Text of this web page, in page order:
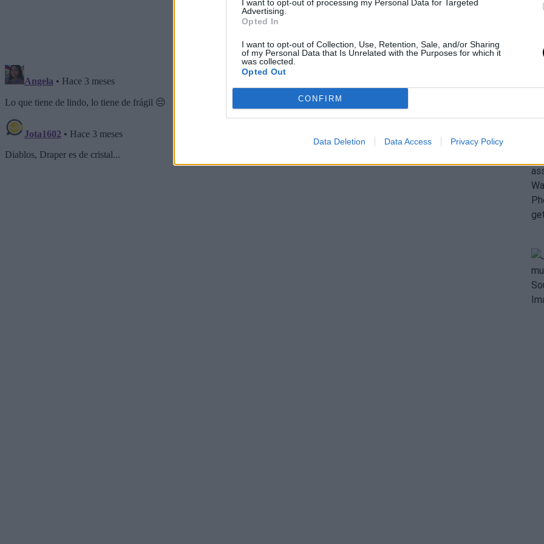
I want to opt-out of processing my Personal Data for Targeted
Advertising.
Opted In
I want to opt-out of Collection, Use, Retention, Sale, and/or Sharing
of my Personal Data that Is Unrelated with the Purposes for which it
was collected.
Opted Out
CONFIRM
Data Deletion Data Access Privacy Policy